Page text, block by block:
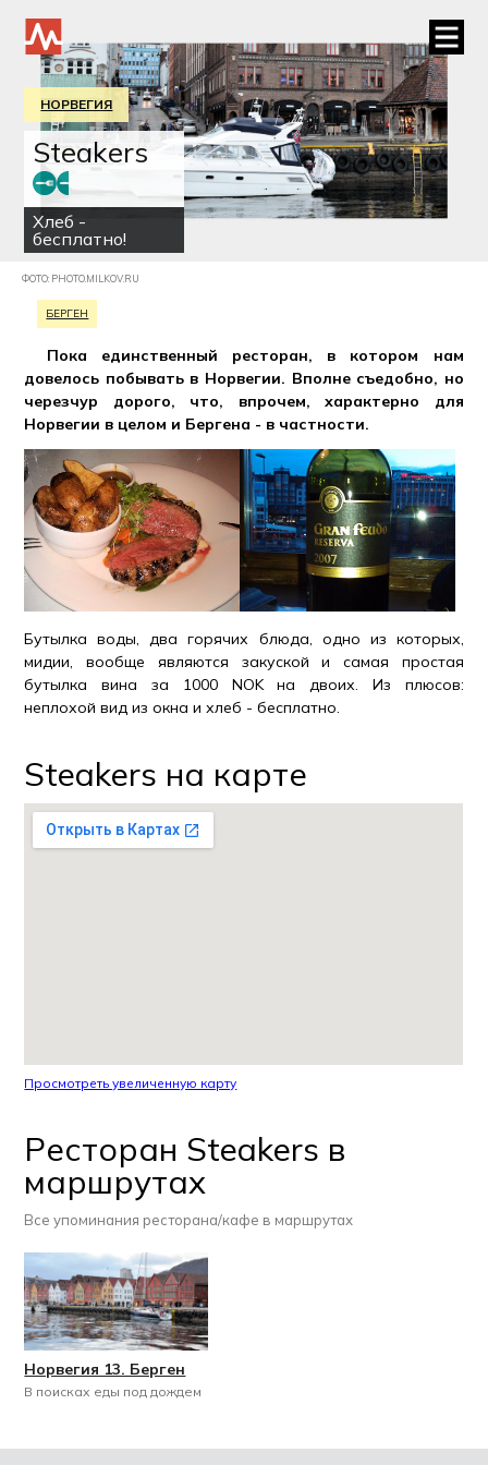
НОРВЕГИЯ
Steakers
Хлеб -
бесплатно!
ФОТО: PHOTO.MILKOV.RU
БЕРГЕН
Пока единственный ресторан, в котором нам
довелось побывать в Норвегии. Вполне съедобно, но
черезчур дорого, что, впрочем, характерно для
Норвегии в целом и Бергена - в частности.
Бутылка воды, два горячих блюда, одно из которых,
мидии, вообще являются закуской и самая простая
бутылка вина за 1000 NOK на двоих. Из плюсов:
неплохой вид из окна и хлеб - бесплатно.
Steakers на карте
Просмотреть увеличенную карту
Ресторан Steakers в
маршрутах
Все упоминания ресторана/кафе в маршрутах
Норвегия 13. Берген
В поисках еды под дождем